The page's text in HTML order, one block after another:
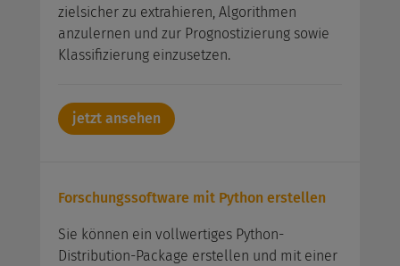
zielsicher zu extrahieren, Algorithmen
anzulernen und zur Prognostizierung sowie
Klassifizierung einzusetzen.
jetzt ansehen
Forschungssoftware mit Python erstellen
Sie können ein vollwertiges Python-
Distribution-Package erstellen und mit einer